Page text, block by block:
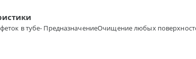
в тубе- ПредназначениеОчищение любых